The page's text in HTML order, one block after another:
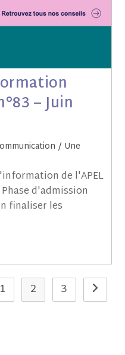
– Juin
/ Une
de l'APEL
d'admission
finaliser les
1 2 3